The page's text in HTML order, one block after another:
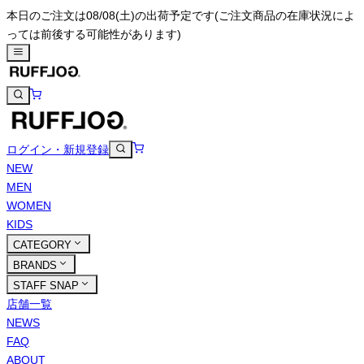
本日のご注文は08/08(土)の出荷予定です(ご注文商品の在庫状況によ
っては前後する可能性があります)
ログイン・新規登録
NEW
MEN
WOMEN
KIDS
CATEGORY
BRANDS
STAFF SNAP
店舗一覧
NEWS
FAQ
ABOUT